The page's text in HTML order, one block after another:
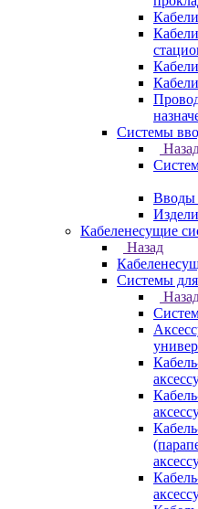
Системы
Вводы
Кабеленесущие
Назад
Системы